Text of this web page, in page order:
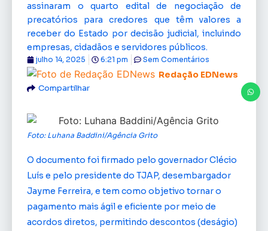
assinaram o quarto edital de negociação de
precatórios para credores que têm valores a
receber do Estado por decisão judicial, incluindo
empresas, cidadãos e servidores públicos.
Redação EDNews
julho 14, 2025 6:21 pm Sem Comentários
Compartilhar
Foto: Luhana Baddini/Agência Grito
O documento foi firmado pelo governador Clécio
Luís e pelo presidente do TJAP, desembargador
Jayme Ferreira, e tem como objetivo tornar o
pagamento mais ágil e eficiente por meio de
acordos diretos, permitindo descontos (deságio)